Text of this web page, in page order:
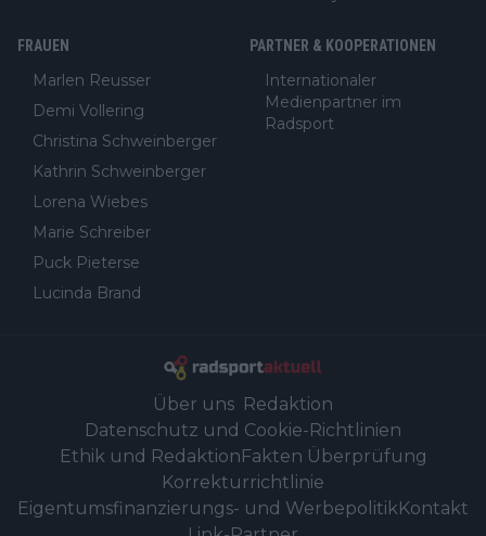
FRAUEN
Marlen Reusser
Demi Vollering
Christina Schweinberger
Kathrin Schweinberger
Lorena Wiebes
Marie Schreiber
Puck Pieterse
Lucinda Brand
PARTNER & KOOPERATIONEN
Internationaler
Medienpartner im
Radsport
Über uns Redaktion
Datenschutz und Cookie-Richtlinien
Ethik und RedaktionFakten Überprüfung
Korrekturrichtlinie
Eigentumsfinanzierungs- und WerbepolitikKontakt